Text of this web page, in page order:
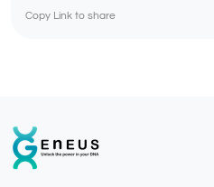
Copy Link to share